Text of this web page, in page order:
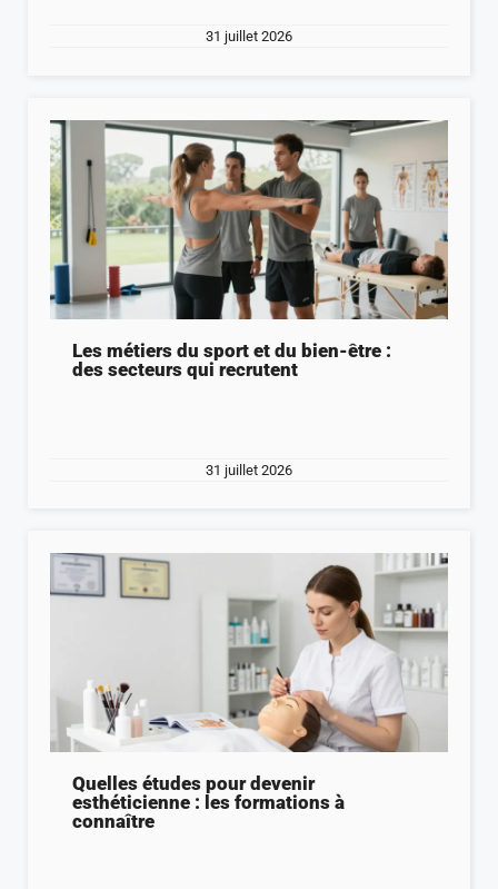
31 juillet 2026
Les métiers du sport et du bien-être :
des secteurs qui recrutent
31 juillet 2026
Quelles études pour devenir
esthéticienne : les formations à
connaître